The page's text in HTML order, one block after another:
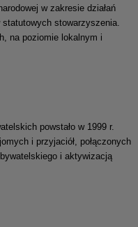
w zakresie działań
stowarzyszenia.
na poziomie lokalnym i
powstało w 1999 r.
i przyjaciół, połączonych
i aktywizacją